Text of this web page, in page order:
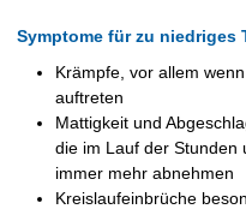
Symptome für zu niedriges
Krämpfe, vor allem
auftreten
Mattigkeit und
die im Lauf der Stunden
immer mehr abnehmen
Kreislaufeinbrüche